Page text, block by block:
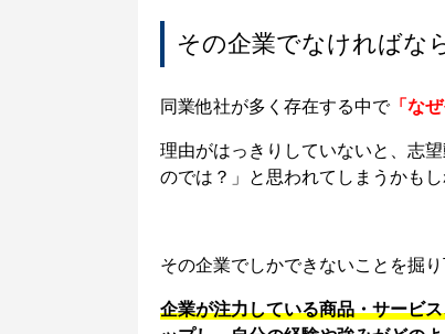
その企業でなければな
同業他社が多く存在する中で「なぜ
理由がはっきりしていないと、志
のでは？」と思われてしまうかもし
その企業でしかできないことを掘
企業が注力している商品・サービ